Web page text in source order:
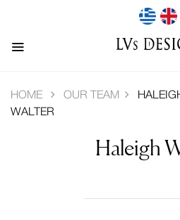
HOME OUR TEAM
WALTER
Haleigh